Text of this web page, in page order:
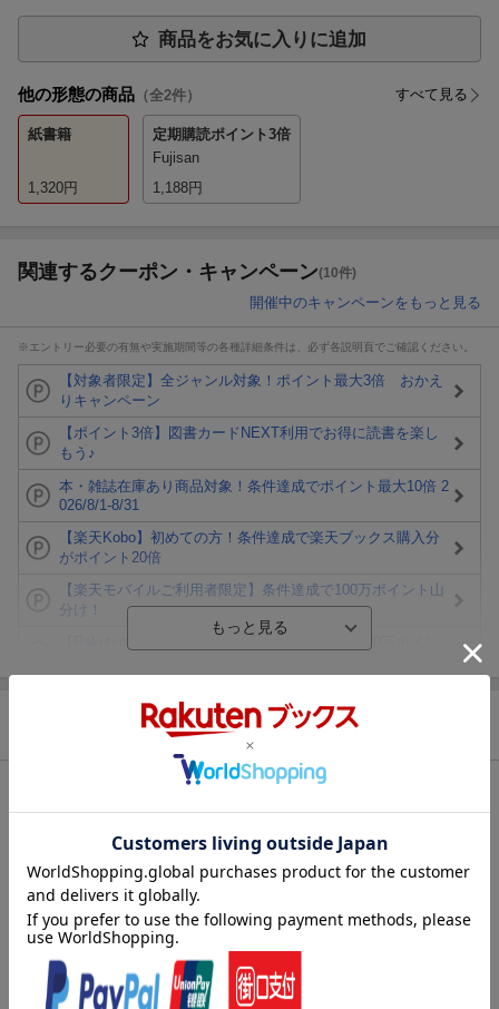
商品をお気に入りに追加
他の形態の商品 （全2件） すべて見る
紙書籍
1,320円
定期購読ポイント3倍
Fujisan
1,188円
関連するクーポン・キャンペーン(10件)
開催中のキャンペーンをもっと見る
※エントリー必要の有無や実施期間等の各種詳細条件は、必ず各説明頁でご確認ください。
【対象者限定】全ジャンル対象！ポイント最大3倍 おかえ
りキャンペーン
【ポイント3倍】図書カードNEXT利用でお得に読書を楽し
もう♪
本・雑誌在庫あり商品対象！条件達成でポイント最大10倍 2
026/8/1-8/31
【楽天Kobo】初めての方！条件達成で楽天ブックス購入分
がポイント20倍
【楽天モバイルご利用者限定】条件達成で100万ポイント山
分け！
エントリー＆3,000円以上購入で無料データSIM（3GB/月プ
条件達成で楽天限定・宝塚歌劇 宙組貸切公演ペアチケット
が当たる
2024年05月20日
刊行形態 隔週刊
サイズ B5
楽天ブックス雑誌
コード
JAN 4910207710649